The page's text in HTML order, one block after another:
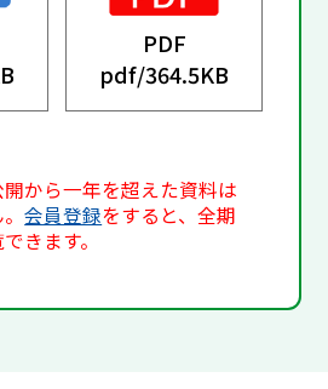
PDF
pdf/364.5KB
から一年を超えた資料は
。会員登録をすると、全期
きます。